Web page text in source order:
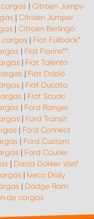
cargas | Citroen Jumpy
| Citroen Jumper
| Citroen Berlingo
cargas | Fiat Fullback*
| Fiat Fiorino**
| Fiat Talento
| Fiat Doblò
| Fiat Ducato
| Fiat Scudo
| Ford Ranger
| Ford Transit
| Ford Connect
| Ford Custom
| Ford Courier
| Dacia Dokker Van*
| Iveco Daily
| Dodge Ram
de cargas